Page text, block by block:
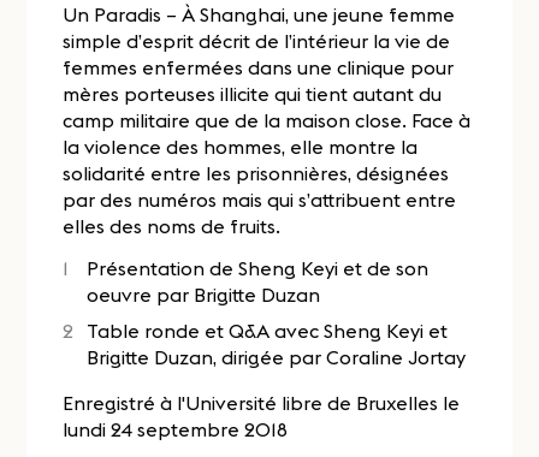
Un Paradis – À Shanghai, une jeune femme
simple d’esprit décrit de l’intérieur la vie de
femmes enfermées dans une clinique pour
mères porteuses illicite qui tient autant du
camp militaire que de la maison close. Face à
la violence des hommes, elle montre la
solidarité entre les prisonnières, désignées
par des numéros mais qui s’attribuent entre
elles des noms de fruits.
Présentation de Sheng Keyi et de son
oeuvre par Brigitte Duzan
Table ronde et Q&A avec Sheng Keyi et
Brigitte Duzan, dirigée par Coraline Jortay
Enregistré à l'Université libre de Bruxelles le
lundi 24 septembre 2018